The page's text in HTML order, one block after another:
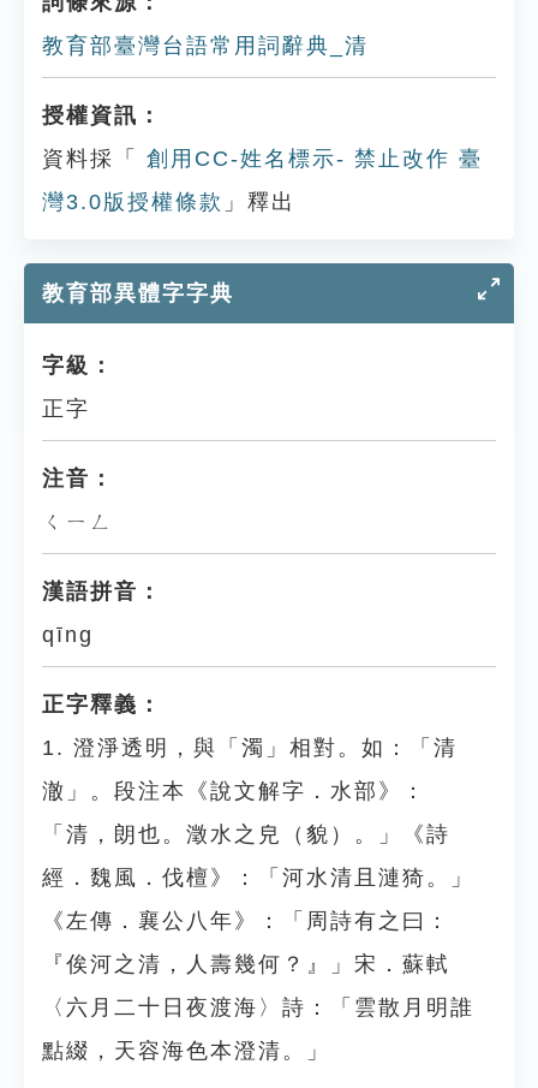
教育部臺灣台語常用詞辭典_清
授權資訊：
資料採「
創用CC-姓名標示- 禁止改作 臺
灣3.0版授權條款 」釋出
教育部異體字字典
字級：
正字
注音：
ㄑㄧㄥ
漢語拼音：
qīng
正字釋義：
1. 澄淨透明，與「濁」相對。如：「清
澈」。段注本《說文解字．水部》：
「清，朗也。澂水之皃（貌）。」《詩
經．魏風．伐檀》：「河水清且漣猗。」
《左傳．襄公八年》：「周詩有之曰：
『俟河之清，人壽幾何？』」宋．蘇軾
〈六月二十日夜渡海〉詩：「雲散月明誰
點綴，天容海色本澄清。」